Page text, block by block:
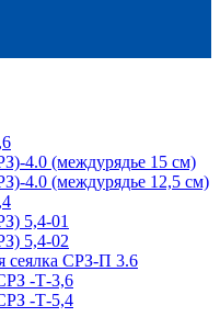
4.0 (междурядье 15 см)
4.0 (междурядье 12,5 см)
5,4-01
5,4-02
сеялка СРЗ-П 3.6
-Т-3,6
-Т-5,4